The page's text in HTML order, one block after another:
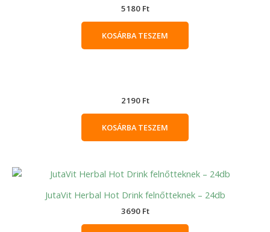
5180 Ft
KOSÁRBA TESZEM
2190 Ft
KOSÁRBA TESZEM
JutaVit Herbal Hot Drink felnőtteknek – 24db
3690 Ft